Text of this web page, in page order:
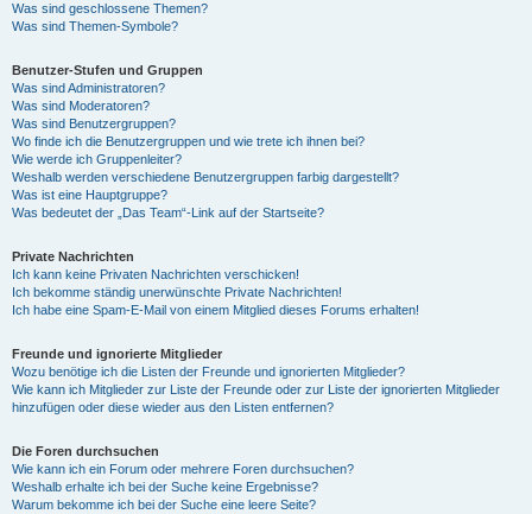
Was sind geschlossene Themen?
Was sind Themen-Symbole?
Benutzer-Stufen und Gruppen
Was sind Administratoren?
Was sind Moderatoren?
Was sind Benutzergruppen?
Wo finde ich die Benutzergruppen und wie trete ich ihnen bei?
Wie werde ich Gruppenleiter?
Weshalb werden verschiedene Benutzergruppen farbig dargestellt?
Was ist eine Hauptgruppe?
Was bedeutet der „Das Team“-Link auf der Startseite?
Private Nachrichten
Ich kann keine Privaten Nachrichten verschicken!
Ich bekomme ständig unerwünschte Private Nachrichten!
Ich habe eine Spam-E-Mail von einem Mitglied dieses Forums erhalten!
Freunde und ignorierte Mitglieder
Wozu benötige ich die Listen der Freunde und ignorierten Mitglieder?
Wie kann ich Mitglieder zur Liste der Freunde oder zur Liste der ignorierten Mitglieder
hinzufügen oder diese wieder aus den Listen entfernen?
Die Foren durchsuchen
Wie kann ich ein Forum oder mehrere Foren durchsuchen?
Weshalb erhalte ich bei der Suche keine Ergebnisse?
Warum bekomme ich bei der Suche eine leere Seite?